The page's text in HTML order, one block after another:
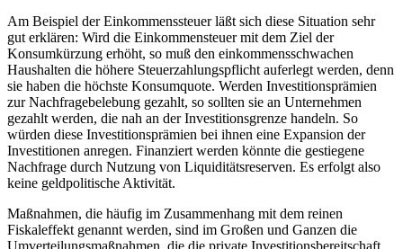
Am Beispiel der Einkommenssteuer läßt sich diese Situation sehr
gut erklären: Wird die Einkommensteuer mit dem Ziel der
Konsumkürzung erhöht, so muß den einkommensschwachen
Haushalten die höhere Steuerzahlungspflicht auferlegt werden, denn
sie haben die höchste Konsumquote. Werden Investitionsprämien
zur Nachfragebelebung gezahlt, so sollten sie an Unternehmen
gezahlt werden, die nah an der Investitionsgrenze handeln. So
würden diese Investitionsprämien bei ihnen eine Expansion der
Investitionen anregen. Finanziert werden könnte die gestiegene
Nachfrage durch Nutzung von Liquiditätsreserven. Es erfolgt also
keine geldpolitische Aktivität.
Maßnahmen, die häufig im Zusammenhang mit dem reinen
Fiskaleffekt genannt werden, sind im Großen und Ganzen die